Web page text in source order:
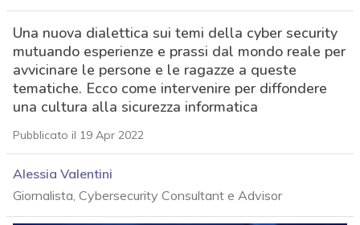
Una nuova dialettica sui temi della cyber security
mutuando esperienze e prassi dal mondo reale per
avvicinare le persone e le ragazze a queste
tematiche. Ecco come intervenire per diffondere
una cultura alla sicurezza informatica
Pubblicato il 19 Apr 2022
Alessia Valentini
Giornalista, Cybersecurity Consultant e Advisor